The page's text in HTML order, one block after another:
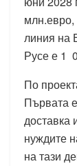
млн.евро,
линия на
Русе е 1
По
Първата
доставка
нуждите
на тази